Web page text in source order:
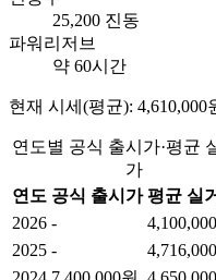
25,200 진동
파워리저브
약 60시간
현재 시세(평균): 4,610,000
연도별 공식 출시가·평균
가
연도 공식 출시가 평균 실
2026 -
2025 -